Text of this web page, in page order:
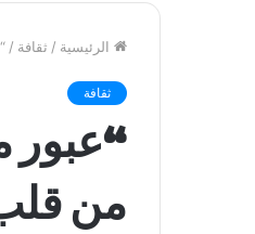
الرئيسية / ثقافة /
ثقافة
“عبور
من